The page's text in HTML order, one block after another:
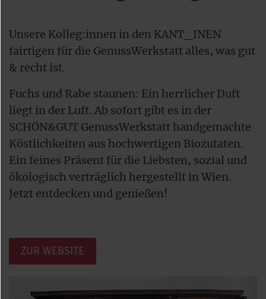
Unsere Kolleg:innen in den KANT_INEN
fairtigen für die GenussWerkstatt alles, was gut
& recht ist.
Fuchs und Rabe staunen: Ein herrlicher Duft
liegt in der Luft. Ab sofort gibt es in der
SCHÖN&GUT GenussWerkstatt handgemachte
Köstlichkeiten aus hochwertigen Biozutaten.
Ein feines Präsent für die Liebsten, sozial und
ökologisch verträglich hergestellt in Wien.
Jetzt entdecken und genießen!
ZUR WEBSITE